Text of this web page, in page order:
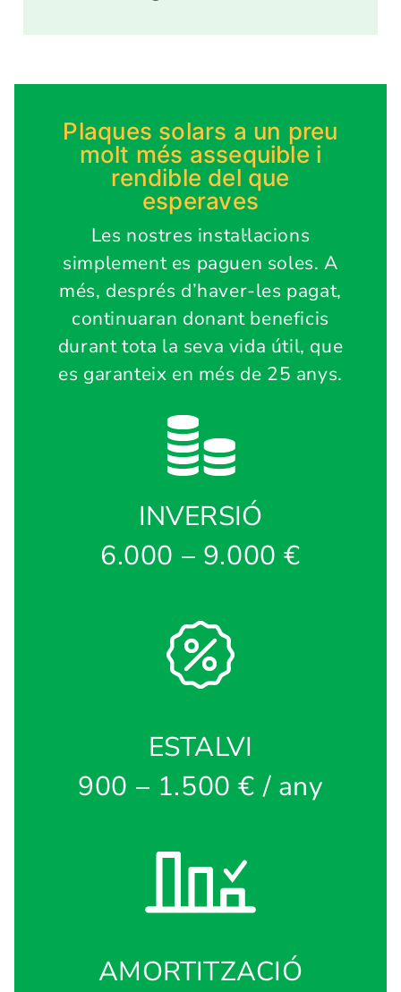
Plaques solars a un preu
molt més assequible i
rendible del que
esperaves
Les nostres instal·lacions
simplement es paguen soles. A
més, després d’haver-les pagat,
continuaran donant beneficis
durant tota la seva vida útil, que
es garanteix en més de 25 anys.
INVERSIÓ
6.000 – 9.000 €
ESTALVI
900 – 1.500 € / any
AMORTITZACIÓ